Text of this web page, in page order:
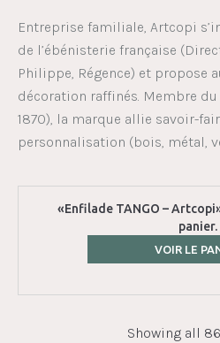
Entreprise familiale, Artcopi
de l’ébénisterie française
Philippe, Régence) et propose
décoration raffinés. Membre
1870), la marque allie savoir-
personnalisation (bois, métal,
«Enfilade TANGO –
panier.
VOIR LE
Showing all